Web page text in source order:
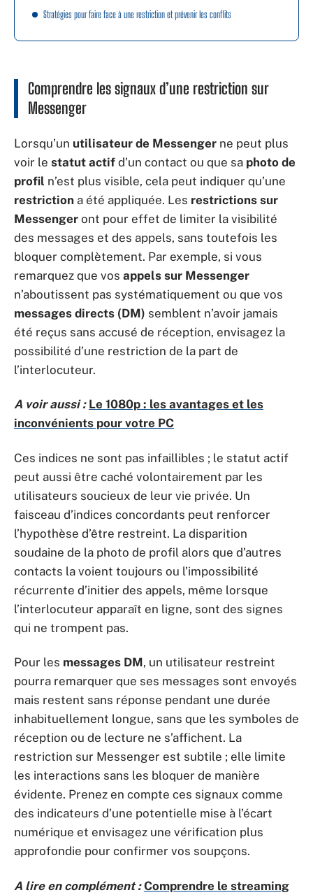
Stratégies pour faire face à une restriction et prévenir les conflits
Comprendre les signaux d’une restriction sur
Messenger
Lorsqu’un utilisateur de Messenger ne peut plus
voir le statut actif d’un contact ou que sa photo de
profil n’est plus visible, cela peut indiquer qu’une
restriction a été appliquée. Les restrictions sur
Messenger ont pour effet de limiter la visibilité
des messages et des appels, sans toutefois les
bloquer complètement. Par exemple, si vous
remarquez que vos appels sur Messenger
n’aboutissent pas systématiquement ou que vos
messages directs (DM) semblent n’avoir jamais
été reçus sans accusé de réception, envisagez la
possibilité d’une restriction de la part de
l’interlocuteur.
A voir aussi : Le 1080p : les avantages et les
inconvénients pour votre PC
Ces indices ne sont pas infaillibles ; le statut actif
peut aussi être caché volontairement par les
utilisateurs soucieux de leur vie privée. Un
faisceau d’indices concordants peut renforcer
l’hypothèse d’être restreint. La disparition
soudaine de la photo de profil alors que d’autres
contacts la voient toujours ou l’impossibilité
récurrente d’initier des appels, même lorsque
l’interlocuteur apparaît en ligne, sont des signes
qui ne trompent pas.
Pour les messages DM, un utilisateur restreint
pourra remarquer que ses messages sont envoyés
mais restent sans réponse pendant une durée
inhabituellement longue, sans que les symboles de
réception ou de lecture ne s’affichent. La
restriction sur Messenger est subtile ; elle limite
les interactions sans les bloquer de manière
évidente. Prenez en compte ces signaux comme
des indicateurs d’une potentielle mise à l’écart
numérique et envisagez une vérification plus
approfondie pour confirmer vos soupçons.
A lire en complément : Comprendre le streaming